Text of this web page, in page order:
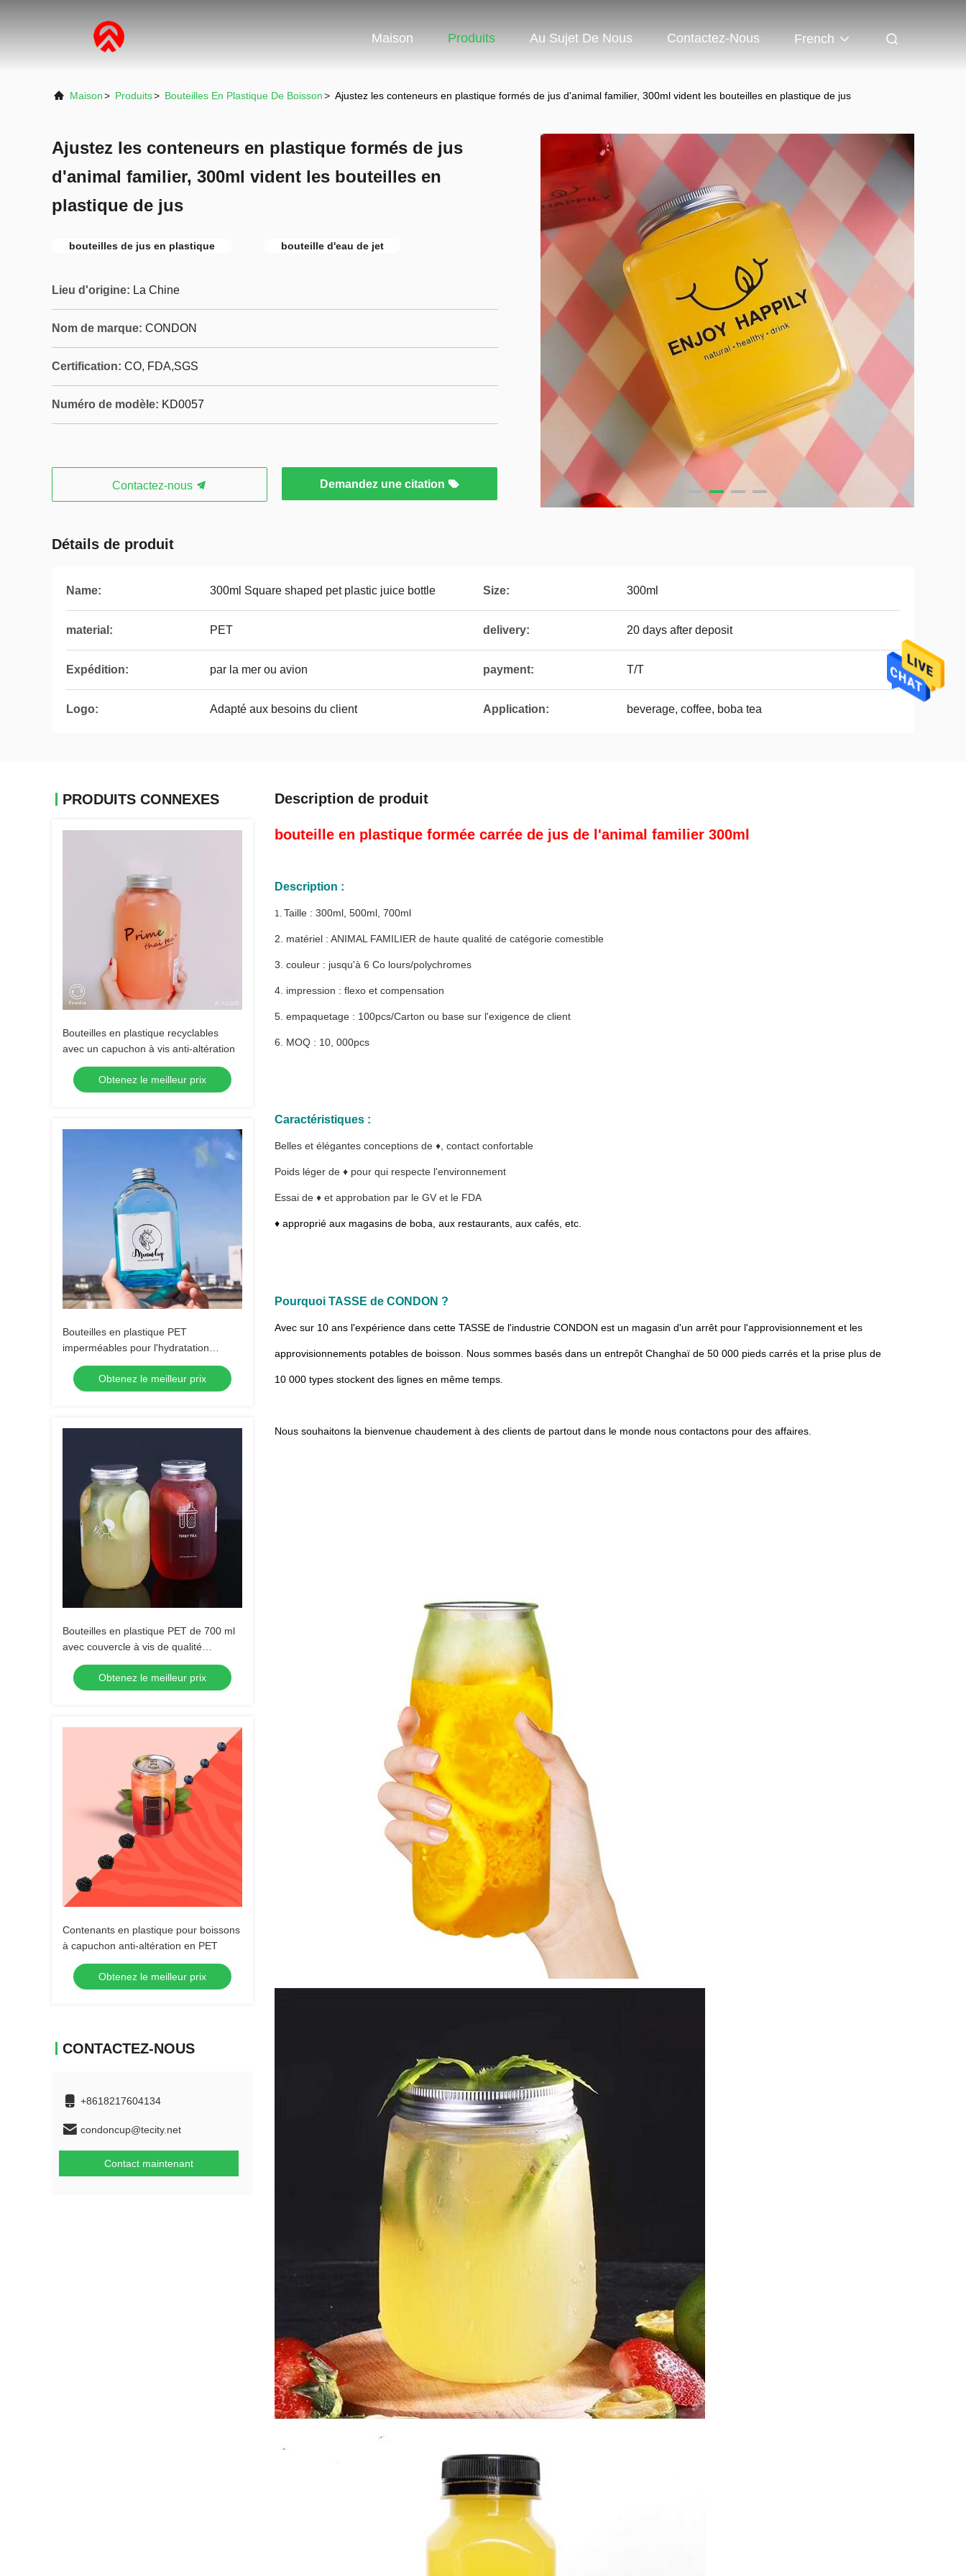
Maison Produits Au Sujet De Nous Contactez-Nous French
Maison> Produits> Bouteilles En Plastique De Boisson> Ajustez les conteneurs en plastique formés de jus d'animal familier, 300ml vident les bouteilles en plastique de jus
Ajustez les conteneurs en plastique formés de jus
d'animal familier, 300ml vident les bouteilles en
plastique de jus
bouteilles de jus en plastique bouteille d'eau de jet
Lieu d'origine: La Chine
Nom de marque: CONDON
Certification: CO, FDA,SGS
Numéro de modèle: KD0057
Contactez-nous Demandez une citation
Détails de produit
Name: 300ml Square shaped pet plastic juice bottle Size: 300ml
material: PET delivery: 20 days after deposit
Expédition: par la mer ou avion payment: T/T
Logo: Adapté aux besoins du client Application: beverage, coffee, boba tea
PRODUITS CONNEXES
Bouteilles en plastique recyclables
avec un capuchon à vis anti-altération
Obtenez le meilleur prix
Bouteilles en plastique PET
imperméables pour l'hydratation
quotidienne et l'utilisation en extérieur
Obtenez le meilleur prix
Bouteilles en plastique PET de 700 ml
avec couvercle à vis de qualité
alimentaire sûres et réutilisables
Obtenez le meilleur prix
Contenants en plastique pour boissons
à capuchon anti-altération en PET
Obtenez le meilleur prix
CONTACTEZ-NOUS
+8618217604134
condoncup@tecity.net
Contact maintenant
Description de produit
bouteille en plastique formée carrée de jus de l'animal familier 300ml
Description :
1. Taille : 300ml, 500ml, 700ml
2. matériel : ANIMAL FAMILIER de haute qualité de catégorie comestible
3. couleur : jusqu'à 6 Co lours/polychromes
4. impression : flexo et compensation
5. empaquetage : 100pcs/Carton ou base sur l'exigence de client
6. MOQ : 10, 000pcs
Caractéristiques :
Belles et élégantes conceptions de ♦, contact confortable
Poids léger de ♦ pour qui respecte l'environnement
Essai de ♦ et approbation par le GV et le FDA
♦ approprié aux magasins de boba, aux restaurants, aux cafés, etc.
Pourquoi TASSE de CONDON ?
Avec sur 10 ans l'expérience dans cette TASSE de l'industrie CONDON est un magasin d'un arrêt pour l'approvisionnement et les
approvisionnements potables de boisson. Nous sommes basés dans un entrepôt Changhaï de 50 000 pieds carrés et la prise plus de
10 000 types stockent des lignes en même temps.
Nous souhaitons la bienvenue chaudement à des clients de partout dans le monde nous contactons pour des affaires.